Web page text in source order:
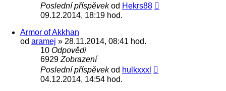
Poslední příspěvekod Hekrs88
09.12.2014, 18:19 hod.
Armor of Akkhan
od aramej » 28.11.2014, 08:41 hod.
10 Odpovědi
6929 Zobrazení
Poslední příspěvekod hulkxxxl
04.12.2014, 14:54 hod.